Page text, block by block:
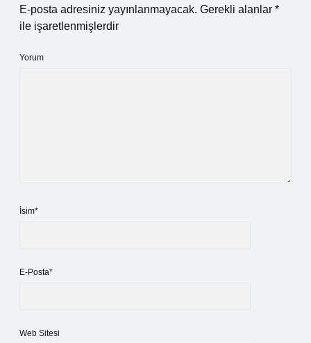
E-posta adresiniz yayınlanmayacak. Gerekli alanlar *
ile işaretlenmişlerdir
Yorum
İsim*
E-Posta*
Web Sitesi